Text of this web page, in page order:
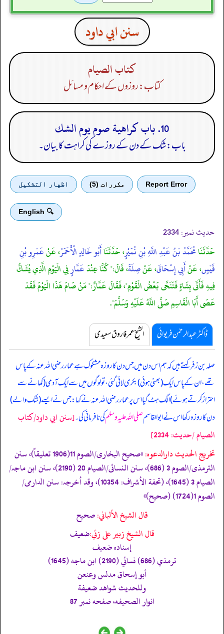
سنن ابي داود
كتاب الصيام
کتاب: روزوں کے احکام و مسائل
10. باب كراهية صوم يوم الشك
باب: شک کے دن کے روزے کی کراہت کا بیان۔
Report Error مكررات (5) اظهار التشكيل
🔍 English
حدیث نمبر: 2334
حَدَّثَنَامُحَمَّدُ بْنُ عَبْدِ اللَّهِ بْنِ نُمَيْرٍ، حَدَّثَنَاأَبُو خَالِدٍ الْأَحْمَرُ، عَنْعَمْرِو بْنِ
قَيْسٍ، عَنْأَبِي إِسْحَاقَ، عَنْصِلَةَ، قَالَ:" كُنَّا عِنْدَعَمَّارٍفِي الْيَوْمِ الَّذِي يُشَكُّ
فِيهِ فَأَتَى بِشَاةٍ فَتَنَحَّى بَعْضُ الْقَوْمِ"، فَقَالَ عَمَّارٌ:" مَنْ صَامَ هَذَا الْيَوْمَ فَقَدْ
عَصَى أَبَا الْقَاسِمِ صَلَّى اللَّهُ عَلَيْهِ وَسَلَّمَ".
ڈاکٹر عبدالرحمٰن فریوائی الشیخ عمر فاروق سعیدی
صلہ بن زفر کہتے ہیں کہہم اس دن میں جس دن کا روزہ مشکوک ہے عمار رضی اللہ عنہ کے پاس
تھے، ان کے پاس ایک (بھنی ہوئی) بکری لائی گئی، تو لوگوں میں سے ایک آدمی (کھانے سے
احتراز کرتے ہوئے) الگ ہٹ گیا اس پر عمار رضی اللہ عنہ نے کہا: جس نے ایسے (شک والے)
دن کا روزہ رکھا اس نے ابوالقاسمصلی اللہ علیہ وسلمکی نافرمانی کی۔[سنن ابي داود/كتاب
الصيام /حدیث: 2334]
تخریج الحدیث دارالدعوہ:
«‏‏‏‏صحیح البخاری/الصوم 11(1906 تعلیقاً)، سنن
الترمذی/الصوم 3 (686)، سنن النسائی/الصیام 20 (2190)، سنن ابن ماجہ/
الصیام 3 (1645)، (تحفة الأشراف: 10354)، وقد أخرجہ: سنن الدارمی/
الصوم 1(1724) (صحیح)»
قال الشيخ الألباني:صحيح
قال الشيخ زبير على زئي:ضعيف
إسناده ضعيف
ترمذي (686) نسائي (2190) ابن ماجه (1645)
أبو إسحاق مدلس وعنعن
وللحديث شواهد ضعيفة
انوار الصحيفه، صفحه نمبر 87